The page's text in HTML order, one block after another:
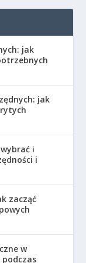
jak
jak
i
i
zacząć
w